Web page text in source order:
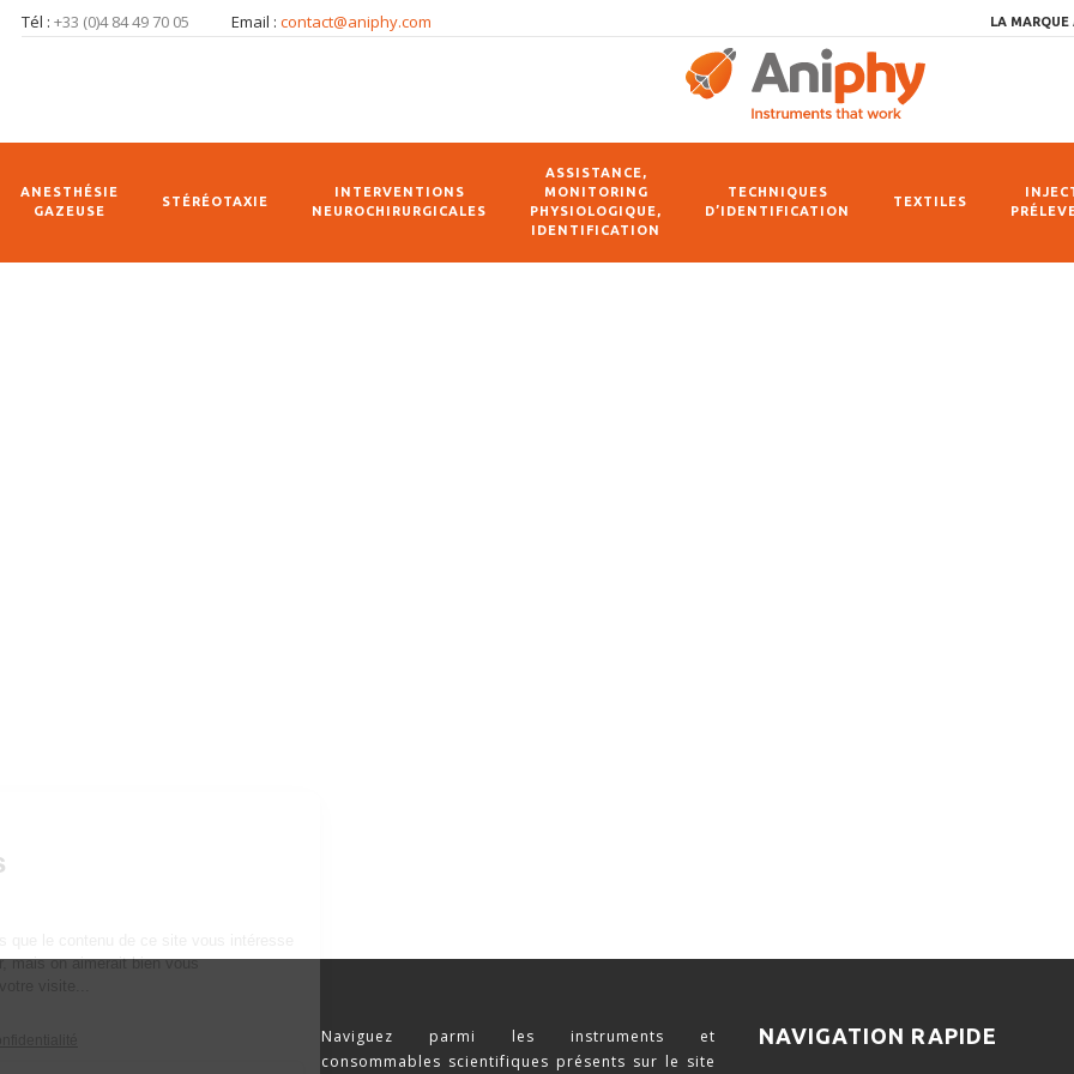
Tél : +33 (0)4 84 49 70 05 Email : contact@aniphy.com LA MARQUE
ANESTHÉSIE
GAZEUSE
STÉRÉOTAXIE
INTERVENTIONS
NEUROCHIRURGICALES
ASSISTANCE,
MONITORING
PHYSIOLOGIQUE,
IDENTIFICATION
TECHNIQUES
D’IDENTIFICATION
TEXTILES
Naviguez parmi les instruments et
consommables scientifiques présents sur le site
NAVIGATION RAPIDE